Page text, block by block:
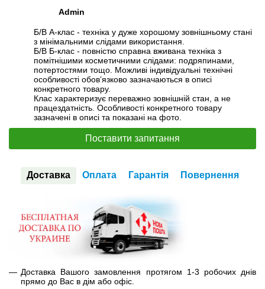
Admin
Б/В А-клас - техніка у дуже хорошому зовнішньому стані
з мінімальними слідами використання.
Б/В Б-клас - повністю справна вживана техніка з
помітнішими косметичними слідами: подряпинами,
потертостями тощо. Можливі індивідуальні технічні
особливості обов’язково зазначаються в описі
конкретного товару.
Клас характеризує переважно зовнішній стан, а не
працездатність. Особливості конкретного товару
зазначені в описі та показані на фото.
Поставити запитання
Доставка Оплата Гарантія Повернення
Доставка Вашого замовлення протягом 1-3 робочих днів
прямо до Вас в дім або офіс.